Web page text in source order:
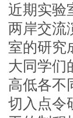
近期实验
两岸交流
室的研究
大同学们
高低各不
切入点令